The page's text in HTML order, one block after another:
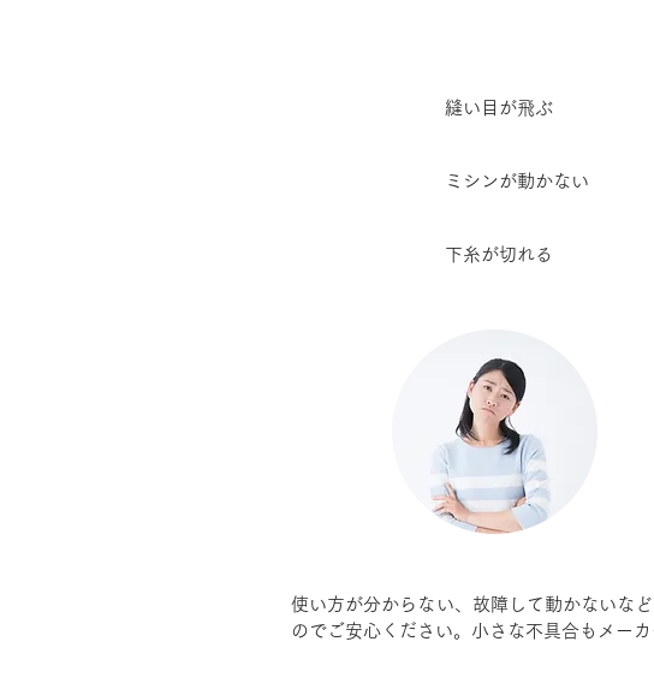
縫い目が飛ぶ
ミシンが動かない
下糸が切れる
使い方が分からない、故障して動かないな
のでご安心ください。小さな不具合もメー